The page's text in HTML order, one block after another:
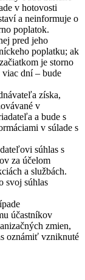
v hotovosti
a neinformuje o
poplatok.
pred jeho
poplatku; ak
je storno
dní – bude
získa,
v
a bude s
v súlade s
súhlas s
za účelom
a službách.
svoj súhlas
účastníkov
zmien,
oznámiť vzniknuté